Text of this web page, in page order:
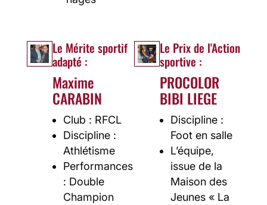
Le Mérite sportif
adapté :
Maxime
CARABIN
Club : RFCL
Discipline :
Athlétisme
Performances
: Double
Champion
Le Prix de l'Action
sportive :
PROCOLOR
BIBI LIEGE
Discipline :
Foot en salle
L’équipe,
issue de la
Maison des
Jeunes « La